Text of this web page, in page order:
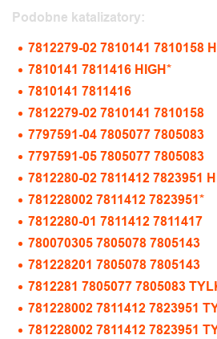
Podobne katalizatory:
7812279-02 7810141 7810158
7810141 7811416 HIGH*
7810141 7811416
7812279-02 7810141 7810158
7797591-04 7805077 7805083
7797591-05 7805077 7805083
7812280-02 7811412 7823951
781228002 7811412 7823951*
7812280-01 7811412 7811417
780070305 7805078 7805143
781228201 7805078 7805143
7812281 7805077 7805083
781228002 7811412 7823951
781228002 7811412 7823951